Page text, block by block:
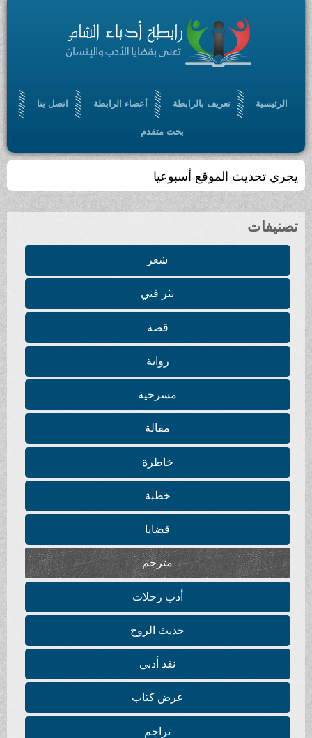
الرئيسية تعريف بالرابطة أعضاء الرابطة اتصل بنا
بحث متقدم
يجري تحديث الموقع أسبوعيا
تصنيفات
شعر
نثر فني
قصة
رواية
مسرحية
مقالة
خاطرة
خطبة
قضايا
مترجم
أدب رحلات
حديث الروح
نقد أدبي
عرض كتاب
تراجم